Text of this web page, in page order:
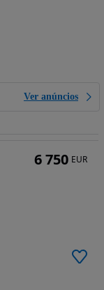
Ver anúncios
6 750 EUR